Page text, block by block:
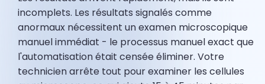
incomplets. Les résultats signalés comme
anormaux nécessitent un examen microscopique
manuel immédiat - le processus manuel exact que
l'automatisation était censée éliminer. Votre
technicien arrête tout pour examiner les cellules